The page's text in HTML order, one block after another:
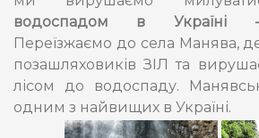
водоспадом в Україні
Переїзжаємо до села Манява,
позашляховиків ЗІЛ та
лісом до водоспаду.
одним з найвищих в Україні.